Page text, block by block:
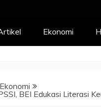
Ekonomi
Ekonomi
BEI Edukasi Literasi